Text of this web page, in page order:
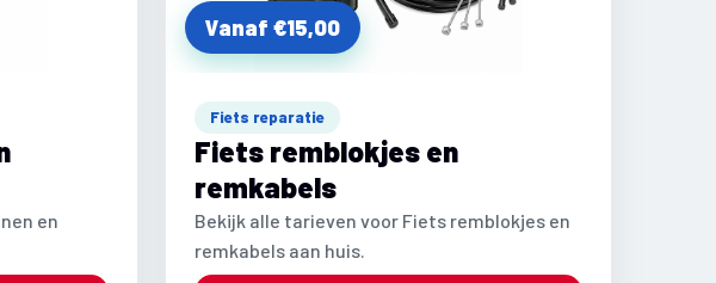
en
Vanaf €15,00
Fiets reparatie
Fiets remblokjes en
remkabels
Bekijk alle tarieven voor Fiets remblokjes en
remkabels aan huis.